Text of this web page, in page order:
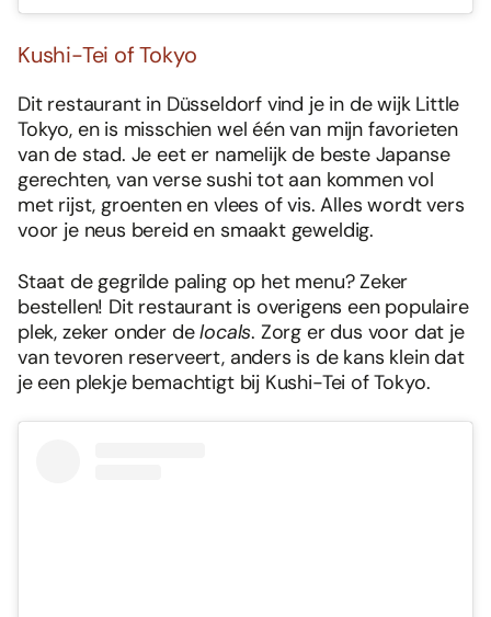
Kushi-Tei of Tokyo
Dit restaurant in Düsseldorf vind je in de wijk Little
Tokyo, en is misschien wel één van mijn favorieten
van de stad. Je eet er namelijk de beste Japanse
gerechten, van verse sushi tot aan kommen vol
met rijst, groenten en vlees of vis. Alles wordt vers
voor je neus bereid en smaakt geweldig.
Staat de gegrilde paling op het menu? Zeker
bestellen! Dit restaurant is overigens een populaire
plek, zeker onder delocals. Zorg er dus voor dat je
van tevoren reserveert, anders is de kans klein dat
je een plekje bemachtigt bij Kushi-Tei of Tokyo.